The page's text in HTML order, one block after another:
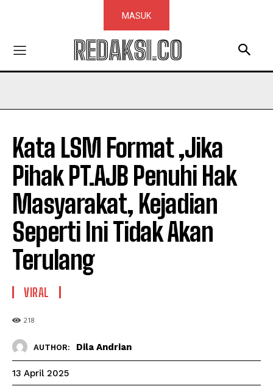
MASUK
REDAKSI.CO
Kata LSM Format ,Jika
Pihak PT.AJB Penuhi Hak
Masyarakat, Kejadian
Seperti Ini Tidak Akan
Terulang
VIRAL
218
AUTHOR: Dila Andrian
13 April 2025